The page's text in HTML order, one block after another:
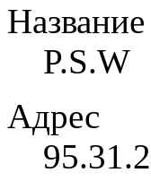
Название
P.S.W
Адрес